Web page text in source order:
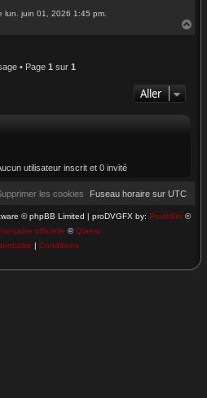
lun. juin 01, 2026 1:45 pm.
• Page 1 sur 1
Aller
utilisateur inscrit et 0 invité
Fuseau horaire sur UTC
les cookies
© phpBB Limited | proDVGFX by: Prosk8er©
officielle ©Qiaeru
| Conditions